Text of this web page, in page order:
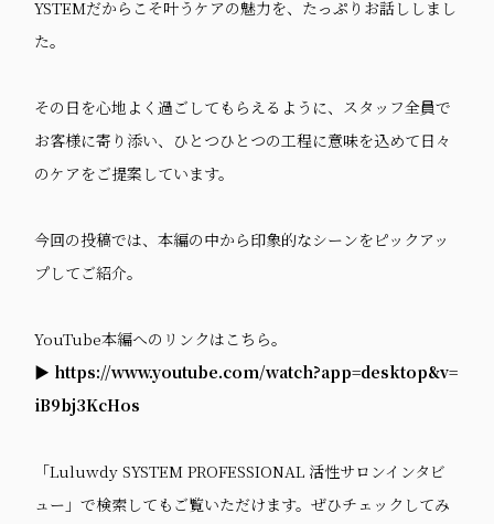
YSTEMだからこそ叶うケアの魅力を、たっぷりお話ししまし
た。
その日を心地よく過ごしてもらえるように、スタッフ全員で
お客様に寄り添い、ひとつひとつの工程に意味を込めて日々
のケアをご提案しています。
今回の投稿では、本編の中から印象的なシーンをピックアッ
プしてご紹介。
YouTube本編へのリンクはこちら。
▶︎ https://www.youtube.com/watch?app=desktop&v=
iB9bj3KcHos
「Luluwdy SYSTEM PROFESSIONAL 活性サロンインタビ
ュー」で検索してもご覧いただけます。ぜひチェックしてみ